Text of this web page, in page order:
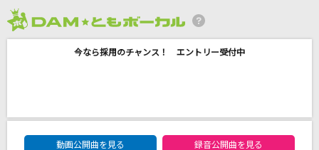
LD TOUR～ONE OF A KIND～ IN JAPAN DO
[生音]白い海峡
大月みやこ
今なら採用のチャンス！ エントリー受付中
DAM★ともボーカルエントリーランキング
動画公開曲を見る
録音公開曲を見る